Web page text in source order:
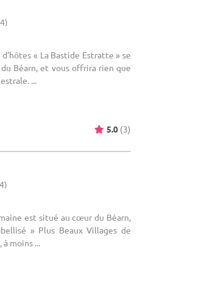
« La Bastide Estratte » se
Béarn, et vous offrira rien que
...
5.0 (3)
est situé au cœur du Béarn,
» Plus Beaux Villages de
moins ...